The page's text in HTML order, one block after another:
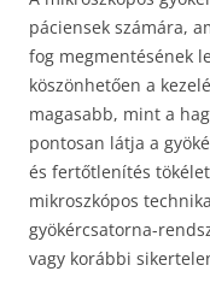
páciensek számára,
fog megmentésének
köszönhetően a
magasabb, mint a
pontosan látja a
és fertőtlenítés
mikroszkópos
gyökércsatorna-
vagy korábbi